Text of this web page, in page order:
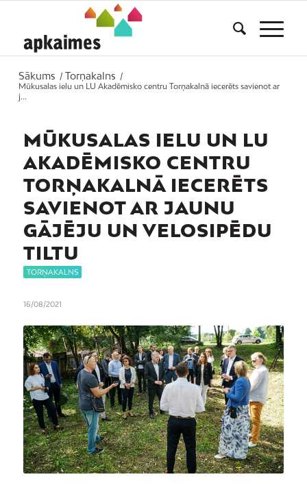
Sākums / Torņakalns
/
Mūkusalas ielu un LU Akadēmisko centru Torņakalnā iecerēts savienot ar
j...
MŪKUSALAS IELU UN LU
AKADĒMISKO CENTRU
TORŅAKALNĀ IECERĒTS
SAVIENOT AR JAUNU
GĀJĒJU UN VELOSIPĒDU
TILTU
TORŅAKALNS
16/08/2021